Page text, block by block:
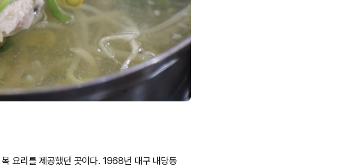
요리를 제공했던 곳이다. 1968년 대구 내당동